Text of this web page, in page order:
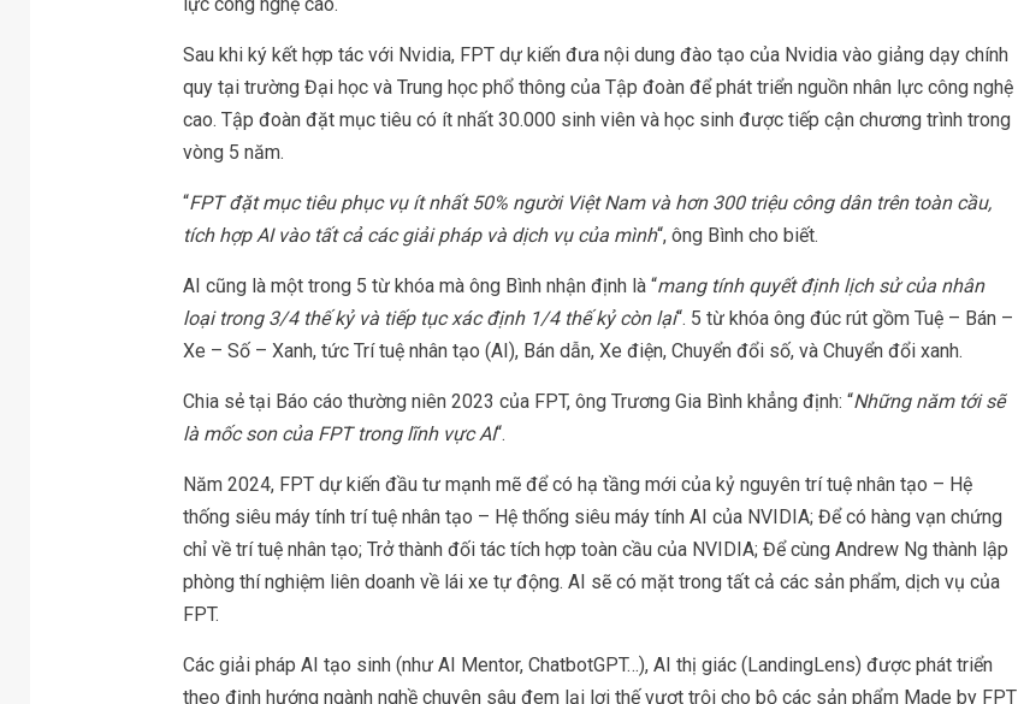
Sau khi ký kết hợp tác với Nvidia, FPT dự kiến đưa nội dung đào tạo của Nvidia vào giảng dạy chính
quy tại trường Đại học và Trung học phổ thông của Tập đoàn để phát triển nguồn nhân lực công nghệ
cao. Tập đoàn đặt mục tiêu có ít nhất 30.000 sinh viên và học sinh được tiếp cận chương trình trong
vòng 5 năm.
“FPT đặt mục tiêu phục vụ ít nhất 50% người Việt Nam và hơn 300 triệu công dân trên toàn cầu,
tích hợp AI vào tất cả các giải pháp và dịch vụ của mình“, ông Bình cho biết.
AI cũng là một trong 5 từ khóa mà ông Bình nhận định là “mang tính quyết định lịch sử của nhân
loại trong 3/4 thế kỷ và tiếp tục xác định 1/4 thế kỷ còn lại“. 5 từ khóa ông đúc rút gồm Tuệ – Bán –
Xe – Số – Xanh, tức Trí tuệ nhân tạo (AI), Bán dẫn, Xe điện, Chuyển đổi số, và Chuyển đổi xanh.
Chia sẻ tại Báo cáo thường niên 2023 của FPT, ông Trương Gia Bình khẳng định: “Những năm tới sẽ
là mốc son của FPT trong lĩnh vực AI“.
Năm 2024, FPT dự kiến đầu tư mạnh mẽ để có hạ tầng mới của kỷ nguyên trí tuệ nhân tạo – Hệ
thống siêu máy tính trí tuệ nhân tạo – Hệ thống siêu máy tính AI của NVIDIA; Để có hàng vạn chứng
chỉ về trí tuệ nhân tạo; Trở thành đối tác tích hợp toàn cầu của NVIDIA; Để cùng Andrew Ng thành lập
phòng thí nghiệm liên doanh về lái xe tự động. AI sẽ có mặt trong tất cả các sản phẩm, dịch vụ của
FPT.
Các giải pháp AI tạo sinh (như AI Mentor, ChatbotGPT…), AI thị giác (LandingLens) được phát triển
theo định hướng ngành nghề chuyên sâu đem lại lợi thế vượt trội cho bộ các sản phẩm Made by FPT